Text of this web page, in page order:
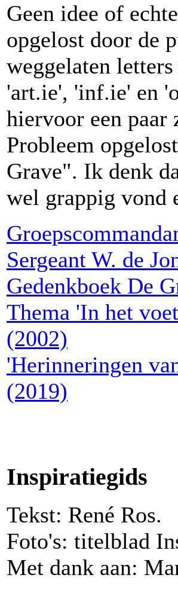
Geen idee of
opgelost door de
weggelaten
'art.ie', 'inf.ie' en
hiervoor een paar
Probleem
Grave". Ik denk
wel grappig vond
Sergeant W. de
Gedenkboek De
Thema 'In het
(2002)
'Herinneringen
(2019)
Inspiratiegids
Tekst: René Ros.
Foto's: titelblad
Met dank aan: